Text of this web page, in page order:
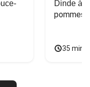
Dinde à
pommes
35